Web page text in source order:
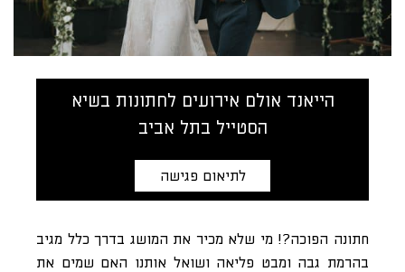
הייאנד אולם אירועים לחתונות בשיא
הסטייל בתל אביב
לתיאום פגישה
חתונה הפוכה?! מי שלא מכיר את המושג בדרך כלל מגיב
בהרמת גבה ומבט פליאה ושואל אותנו האם שמים את